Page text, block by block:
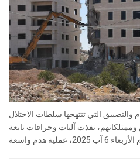
التي تنتهجها سلطات الاحتلال
نفذت آليات وجرافات تابعة